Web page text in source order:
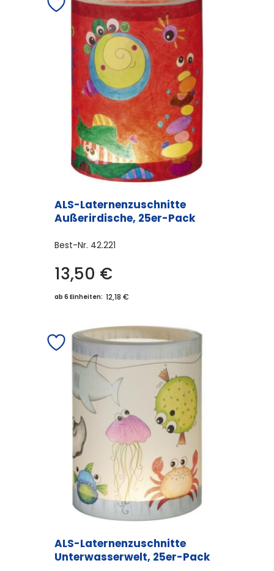
ALS-Laternenzuschnitte
Außerirdische, 25er-Pack
Best-Nr. 42.221
13,50 €
ab 6 Einheiten: 12,18 €
ALS-Laternenzuschnitte
Unterwasserwelt, 25er-Pack